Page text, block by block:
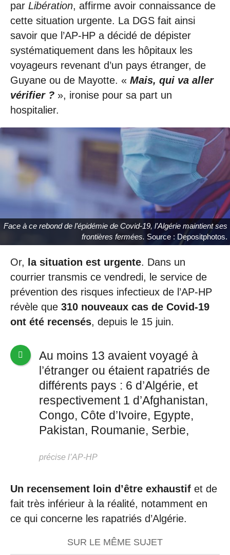
par Libération, affirme avoir connaissance de
cette situation urgente. La DGS fait ainsi
savoir que l’AP-HP a décidé de dépister
systématiquement dans les hôpitaux les
voyageurs revenant d’un pays étranger, de
Guyane ou de Mayotte. « Mais, qui va aller
vérifier ? », ironise pour sa part un
hospitalier.
Face à ce rebond de l’épidémie de Covid-19, l’Algérie maintient ses
frontières fermées. Source : Depositphotos.
Or, la situation est urgente. Dans un
courrier transmis ce vendredi, le service de
prévention des risques infectieux de l’AP-HP
révèle que 310 nouveaux cas de Covid-19
ont été recensés, depuis le 15 juin.
Au moins 13 avaient voyagé à
l’étranger ou étaient rapatriés de
différents pays : 6 d’Algérie, et
respectivement 1 d’Afghanistan,
Congo, Côte d’Ivoire, Egypte,
Pakistan, Roumanie, Serbie,
précise l’AP-HP
Un recensement loin d’être exhaustif et de
fait très inférieur à la réalité, notamment en
ce qui concerne les rapatriés d’Algérie.
SUR LE MÊME SUJET